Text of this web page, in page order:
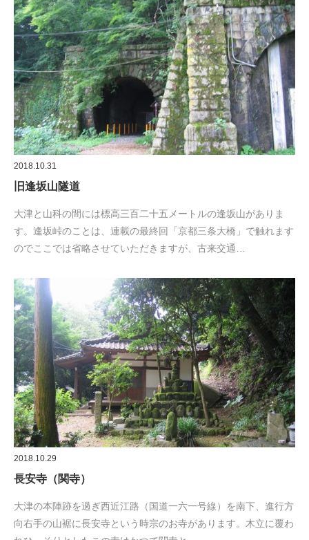
2018.10.31
旧逢坂山隧道
大津と山科の間には標高三百二十五メートルの逢坂山がありま
す。逢坂峠のことは、連載の最終回「京都三条大橋」で触れます
のでここでは省略させていただきますが、古来交通…
2018.10.29
長安寺（関寺）
大津の本陣跡を過ぎ西近江路（国道一六一号線）を南下、進行方
向右手の山裾に長安寺という時宗のお寺があります。木立に覆わ